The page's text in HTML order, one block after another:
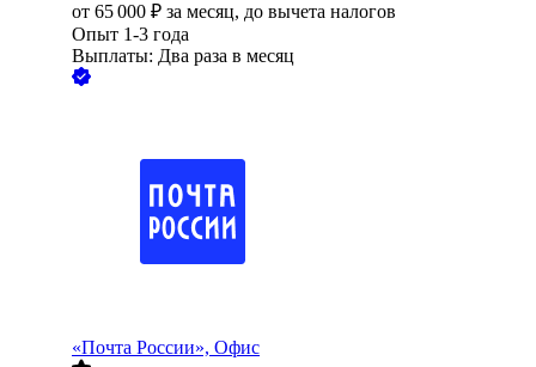
от 65 000 ₽ за месяц, до вычета налогов
Опыт 1-3 года
Выплаты: Два раза в месяц
«Почта России», Офис